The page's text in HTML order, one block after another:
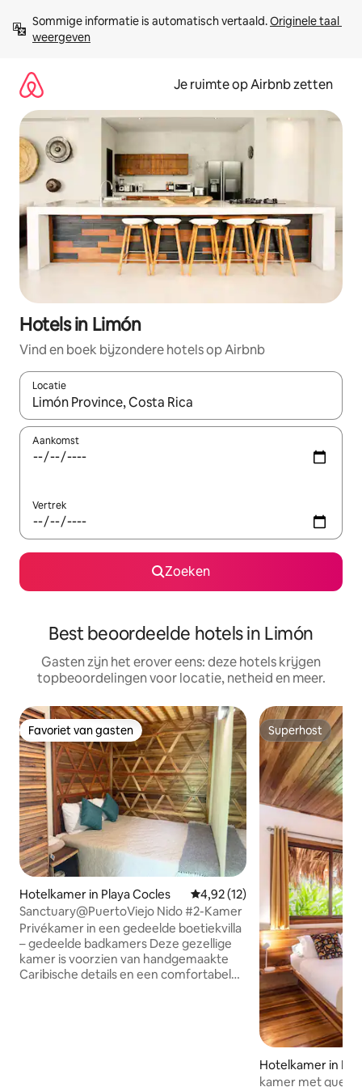
direct
naar
Sommige informatie is automatisch vertaald. Originele taal
weergeven
Je ruimte op Airbnb zetten
Hotels in Limón
Vind en boek bijzondere hotels op Airbnb
Locatie
Wanneer er suggesties beschikbaar zijn, maak je een keuze
Aankomst
Vertrek
Zoeken
Best beoordeelde hotels in Limón
Gasten zijn het erover eens: deze hotels krijgen
topbeoordelingen voor locatie, netheid en meer.
Favoriet van gasten
Favoriet van gasten
Hotelkamer in Playa Cocles Gemiddelde beoordeling van
4,92 (12)
Sanctuary@PuertoViejo Nido #2-Kamer
Privékamer in een gedeelde boetiekvilla
– gedeelde badkamers Deze gezellige
kamer is voorzien van handgemaakte
Caribische details en een comfortabel
Superhost
Superhost
Hotelkamer in
de Talamanca
kamer met